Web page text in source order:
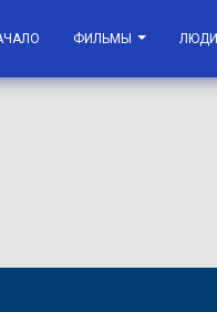
ФИЛЬМЫ ЛЮДИ